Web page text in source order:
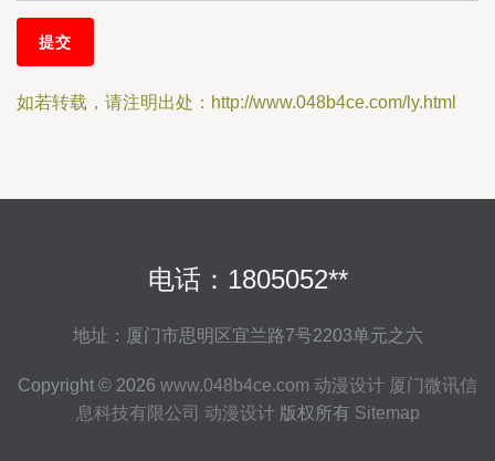
如若转载，请注明出处：http://www.048b4ce.com/ly.html
电话：1805052**
地址：厦门市思明区宜兰路7号2203单元之六
Copyright © 2026 www.048b4ce.com 动漫设计 厦门微讯信
息科技有限公司 动漫设计版权所有 Sitemap